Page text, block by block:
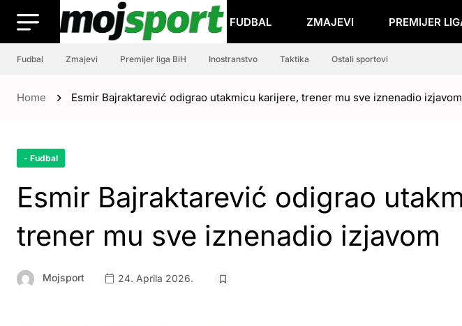
FUDBAL ZMAJEVI PREMIJER
Fudbal Zmajevi Premijer liga BiH Inostranstvo Taktika Ostali sportovi
Home Esmir Bajraktarević odigrao utakmicu karijere, trener mu sve iznenadio izjavom
- Fudbal
Esmir Bajraktarević odigrao
trener mu sve iznenadio izjavom
Mojsport 24. Aprila 2026.